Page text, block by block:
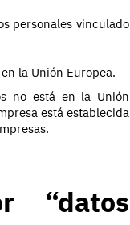
personales vinculado
la Unión Europea.
no está en la Unión
está establecida
“datos